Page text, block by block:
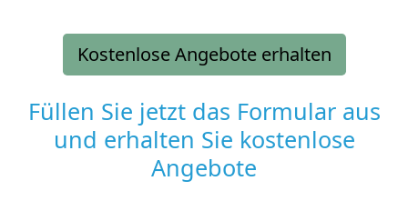
Kostenlose Angebote erhalten
Füllen Sie jetzt das Formular aus
und erhalten Sie kostenlose
Angebote